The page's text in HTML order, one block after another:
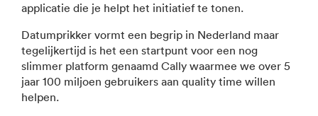
applicatie die je helpt het initiatief te tonen.
Datumprikker vormt een begrip in Nederland maar
tegelijkertijd is het een startpunt voor een nog
slimmer platform genaamd Cally waarmee we over 5
jaar 100 miljoen gebruikers aan quality time willen
helpen.